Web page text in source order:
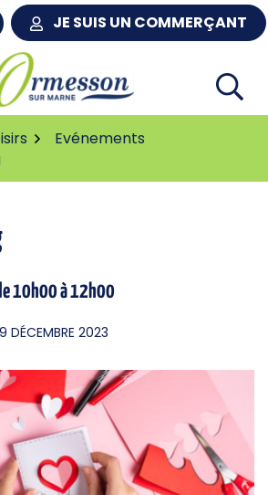
JE SUIS UN COMMERÇANT
Evénements
10h00 à 12h00
DÉCEMBRE 2023